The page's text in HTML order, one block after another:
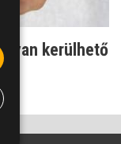
kerülhető